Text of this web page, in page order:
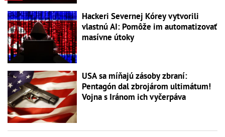
Hackeri Severnej Kórey vytvorili
vlastnú AI: Pomôže im automatizovať
masívne útoky
USA sa míňajú zásoby zbraní:
Pentagón dal zbrojárom ultimátum!
Vojna s Iránom ich vyčerpáva